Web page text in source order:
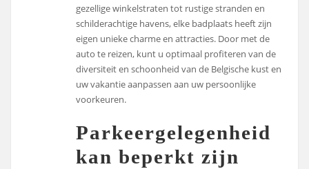
gezellige winkelstraten tot rustige stranden en
schilderachtige havens, elke badplaats heeft zijn
eigen unieke charme en attracties. Door met de
auto te reizen, kunt u optimaal profiteren van de
diversiteit en schoonheid van de Belgische kust en
uw vakantie aanpassen aan uw persoonlijke
voorkeuren.
Parkeergelegenheid
kan beperkt zijn